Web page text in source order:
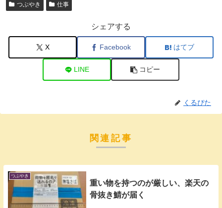
つぶやき 仕事
シェアする
X Facebook はてブ
LINE コピー
くるぴた
関連記事
つぶやき
重い物を持つのが厳しい、楽天の
骨抜き鯖が届く